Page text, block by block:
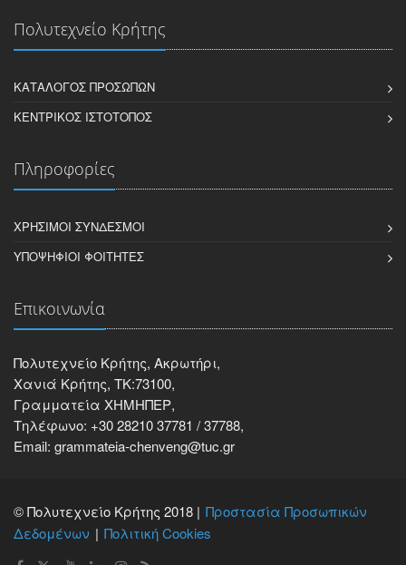
Πολυτεχνείο Κρήτης
ΚΑΤΆΛΟΓΟΣ ΠΡΟΣΏΠΩΝ
ΚΕΝΤΡΙΚΌΣ ΙΣΤΌΤΟΠΟΣ
Πληροφορίες
ΧΡΉΣΙΜΟΙ ΣΎΝΔΕΣΜΟΙ
ΥΠΟΨΉΦΙΟΙ ΦΟΙΤΗΤΈΣ
Επικοινωνία
Πολυτεχνείο Κρήτης, Ακρωτήρι,
Χανιά Κρήτης, ΤΚ:73100,
Γραμματεία ΧΗΜΗΠΕΡ,
Τηλέφωνο: +30 28210 37781 / 37788,
Email: grammateia-chenveng@tuc.gr
© Πολυτεχνείο Κρήτης 2018 | Προστασία Προσωπικών
Δεδομένων
Πολιτική Cookies